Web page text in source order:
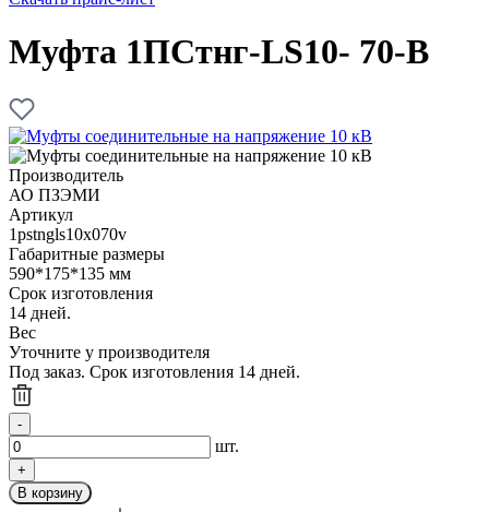
Муфта 1ПСтнг-LS10- 70-В
Производитель
АО ПЗЭМИ
Артикул
1pstngls10x070v
Габаритные размеры
590*175*135 мм
Срок изготовления
14 дней.
Вес
Уточните у производителя
Под заказ. Срок изготовления 14 дней.
шт.